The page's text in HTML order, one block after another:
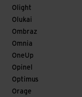
Olight
Olukai
Ombraz
Omnia
OneUp
Opinel
Optimus
Orage